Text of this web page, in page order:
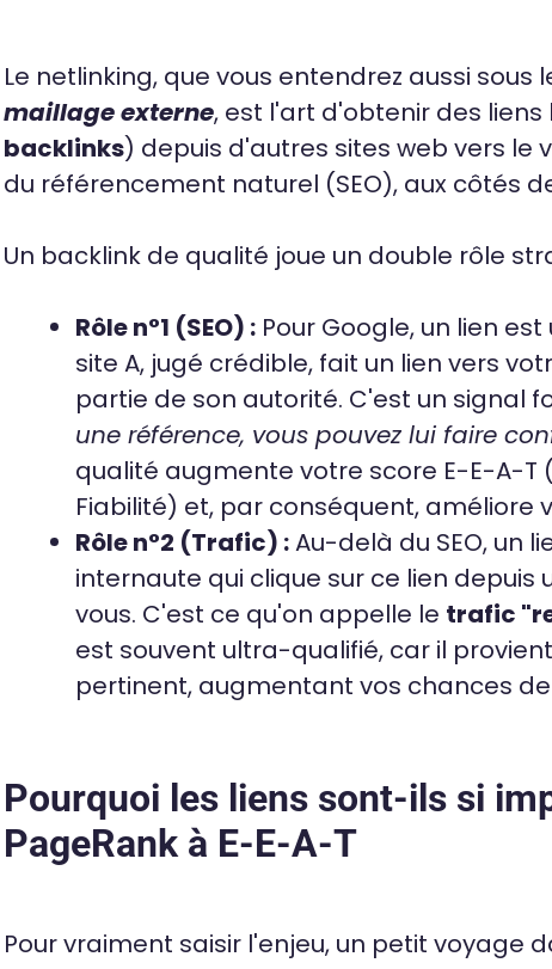
Le netlinking, que vous entendrez aussi sous
maillage externe, est l'art d'obtenir des
backlinks) depuis d'autres sites web vers le
du référencement naturel (SEO), aux côtés
Un backlink de qualité joue un double rôle
Rôle n°1 (SEO) : Pour Google, un lien est
site A, jugé crédible, fait un lien vers
partie de son autorité. C'est un signal
une référence, vous pouvez lui faire
qualité augmente votre score E-E-A-T
Fiabilité) et, par conséquent, améliore
Rôle n°2 (Trafic) :Au-delà du SEO, un
internaute qui clique sur ce lien
vous. C'est ce qu'on appelle le trafic
est souvent ultra-qualifié, car il
pertinent, augmentant vos chances
Pourquoi les liens sont-ils si
PageRank à E-E-A-T
Pour vraiment saisir l'enjeu, un petit voyage